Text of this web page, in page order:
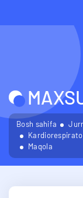
Bosh sahifa
Maqola